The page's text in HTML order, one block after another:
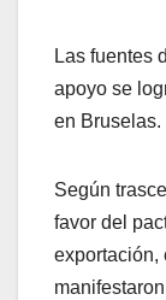
Las fuentes
apoyo se
en Bruselas.
Según
favor del
exportación,